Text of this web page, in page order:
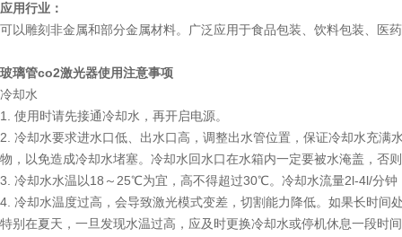
应用行业：
可以雕刻非金属和部分金属材料。广泛应用于食品包装、饮料包装、医
玻璃管co2激光器使用注意事项
冷却水
1. 使用时请先接通冷却水，再开启电源。
2. 冷却水要求进水口低、出水口高，调整出水管位置，保证冷却水充
物，以免造成冷却水堵塞。冷却水回水口在水箱内一定要被水淹盖，否
3. 冷却水水温以18～25℃为宜，高不得超过30℃。冷却水流量2l-4l/分钟
4. 冷却水温度过高，会导致激光模式变差，切割能力降低。如果长时
特别在夏天，一旦发现水温过高，应及时更换冷却水或停机休息一段时